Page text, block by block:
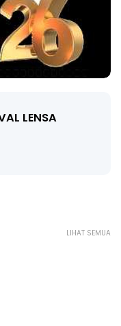
TAHUN 6 OLEH
LIHAT SEMUA